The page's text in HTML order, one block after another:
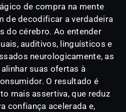
de compra na mente
de decodificar a verdadeira
do cérebro. Ao entender
auditivos, linguísticos e
neurologicamente, as
suas ofertas à
O resultado é
mais assertiva, que reduz
confiança acelerada e,